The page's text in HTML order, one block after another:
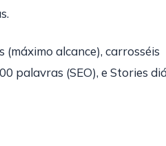
alcance), carrosséis
palavras (SEO), e Stories